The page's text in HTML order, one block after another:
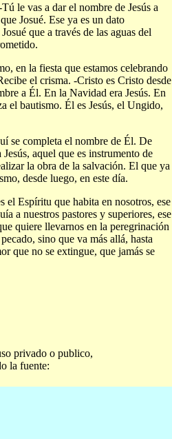
le vas a dar el nombre de Jesús a
Josué. Ese ya es un dato
que a través de las aguas del
en la fiesta que estamos celebrando
el crisma. -Cristo es Cristo desde
a Él. En la Navidad era Jesús. En
el bautismo. Él es Jesús, el Ungido,
se completa el nombre de Él. De
aquel que es instrumento de
la obra de la salvación. El que ya
desde luego, en este día.
el Espíritu que habita en nosotros, ese
a nuestros pastores y superiores, ese
quiere llevarnos en la peregrinación
sino que va más allá, hasta
que no se extingue, que jamás se
privado o publico,
la fuente: